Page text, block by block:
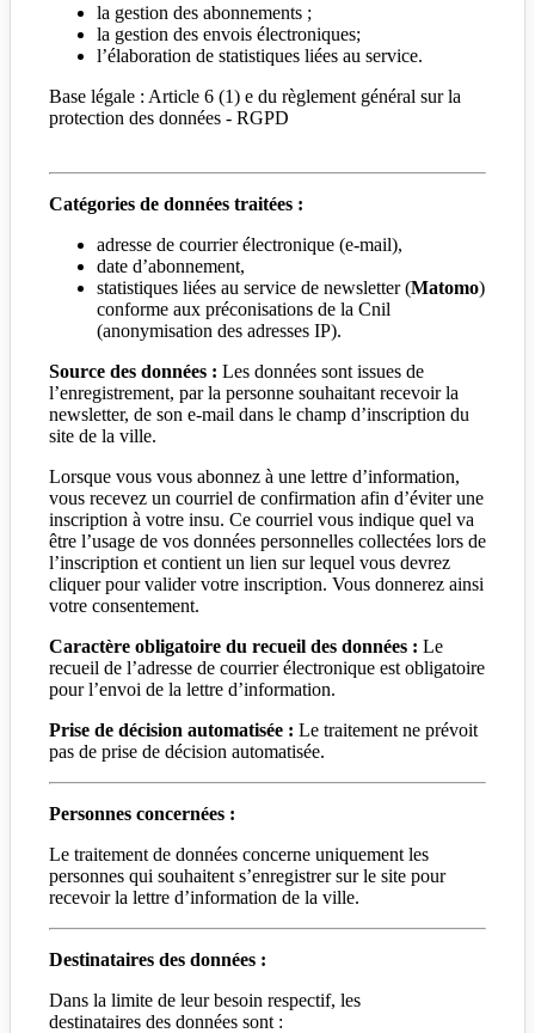
la gestion des abonnements ;
la gestion des envois électroniques;
l’élaboration de statistiques liées au service.
Base légale : Article 6 (1) e du règlement général sur la
protection des données - RGPD
Catégories de données traitées :
adresse de courrier électronique (e-mail),
date d’abonnement,
statistiques liées au service de newsletter (Matomo)
conforme aux préconisations de la Cnil
(anonymisation des adresses IP).
Source des données : Les données sont issues de
l’enregistrement, par la personne souhaitant recevoir la
newsletter, de son e-mail dans le champ d’inscription du
site de la ville.
Lorsque vous vous abonnez à une lettre d’information,
vous recevez un courriel de confirmation afin d’éviter une
inscription à votre insu. Ce courriel vous indique quel va
être l’usage de vos données personnelles collectées lors de
l’inscription et contient un lien sur lequel vous devrez
cliquer pour valider votre inscription. Vous donnerez ainsi
votre consentement.
Caractère obligatoire du recueil des données : Le
recueil de l’adresse de courrier électronique est obligatoire
pour l’envoi de la lettre d’information.
Prise de décision automatisée : Le traitement ne prévoit
pas de prise de décision automatisée.
Personnes concernées :
Le traitement de données concerne uniquement les
personnes qui souhaitent s’enregistrer sur le site pour
recevoir la lettre d’information de la ville.
Destinataires des données :
Dans la limite de leur besoin respectif, les
destinataires des données sont :